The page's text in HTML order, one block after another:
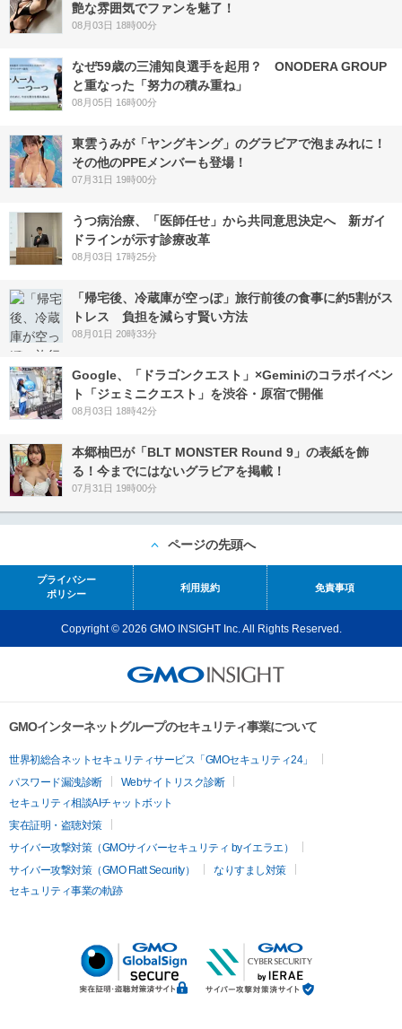
艶な雰囲気でファンを魅了！
08月03日 18時00分
なぜ59歳の三浦知良選手を起用？ ONODERA GROUP
と重なった「努力の積み重ね」
08月05日 16時00分
東雲うみが「ヤングキング」のグラビアで泡まみれに！
その他のPPEメンバーも登場！
07月31日 19時00分
うつ病治療、「医師任せ」から共同意思決定へ 新ガイ
ドラインが示す診療改革
08月03日 17時25分
「帰宅後、冷蔵庫が空っぽ」旅行前後の食事に約5割がス
トレス 負担を減らす賢い方法
08月01日 20時33分
Google、「ドラゴンクエスト」×Geminiのコラボイベン
ト「ジェミニクエスト」を渋谷・原宿で開催
08月03日 18時42分
本郷柚巴が「BLT MONSTER Round 9」の表紙を飾
る！今までにはないグラビアを掲載！
07月31日 19時00分
ページの先頭へ
プライバシー
ポリシー
利用規約 免責事項
Copyright © 2026 GMO INSIGHT Inc. All Rights Reserved.
GMOインターネットグループのセキュリティ事業について
世界初総合ネットセキュリティサービス「GMOセキュリティ24」
パスワード漏洩診断
Webサイトリスク診断
セキュリティ相談AIチャットボット
実在証明・盗聴対策
サイバー攻撃対策（GMOサイバーセキュリティ byイエラエ）
サイバー攻撃対策（GMO Flatt Security）
なりすまし対策
セキュリティ事業の軌跡